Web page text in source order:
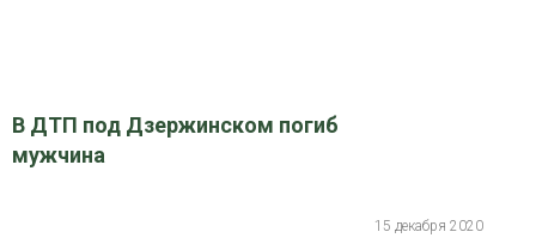
В ДТП под Дзержинском погиб
мужчина
15 декабря 2020